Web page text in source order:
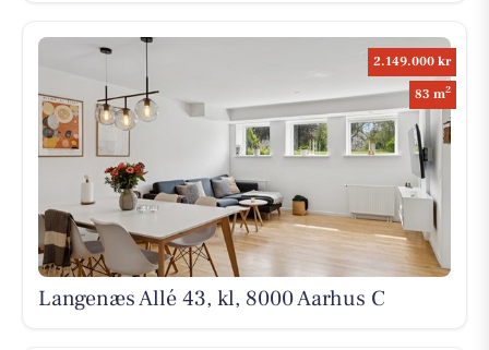
2.149.000 kr
83 m2
Langenæs Allé 43, kl, 8000 Aarhus C